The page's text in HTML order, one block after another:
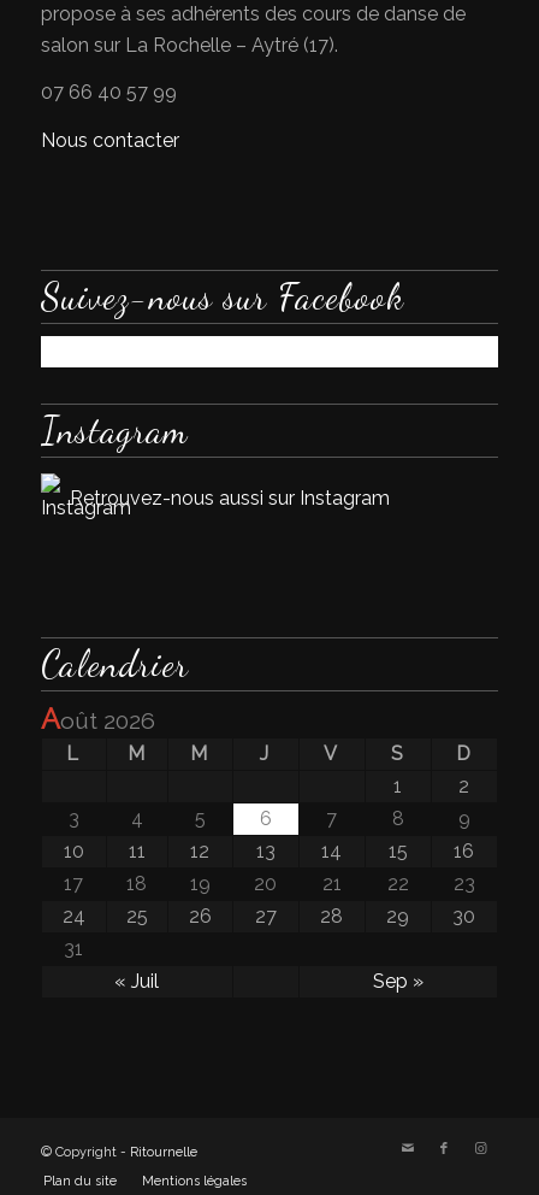
propose à ses adhérents des cours de danse de
salon sur La Rochelle – Aytré (17).
07 66 40 57 99
Nous contacter
Suivez-nous sur Facebook
Instagram
Retrouvez-nous aussi sur Instagram
Calendrier
août 2026
L M M J V S
D
1
2
3
4 5 6 7 8
9
10
11 12 13 14 15
16
17
18 19 20 21 22
23
24
25 26 27 28 29
30
31
« Juil
Sep »
© Copyright - Ritournelle
Plan du site
Mentions légales